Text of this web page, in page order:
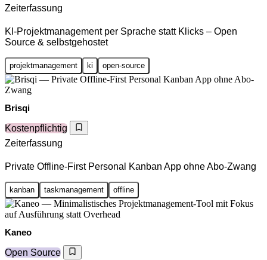
Zeiterfassung
KI-Projektmanagement per Sprache statt Klicks – Open
Source & selbstgehostet
projektmanagement ki open-source
Brisqi
Kostenpflichtig
Zeiterfassung
Private Offline-First Personal Kanban App ohne Abo-Zwang
kanban taskmanagement offline
Kaneo
Open Source